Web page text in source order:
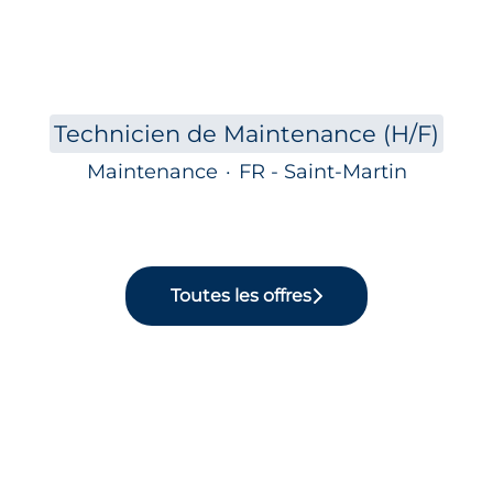
Technicien de Maintenance (H/F)
Maintenance · FR - Saint-Martin
Toutes les offres